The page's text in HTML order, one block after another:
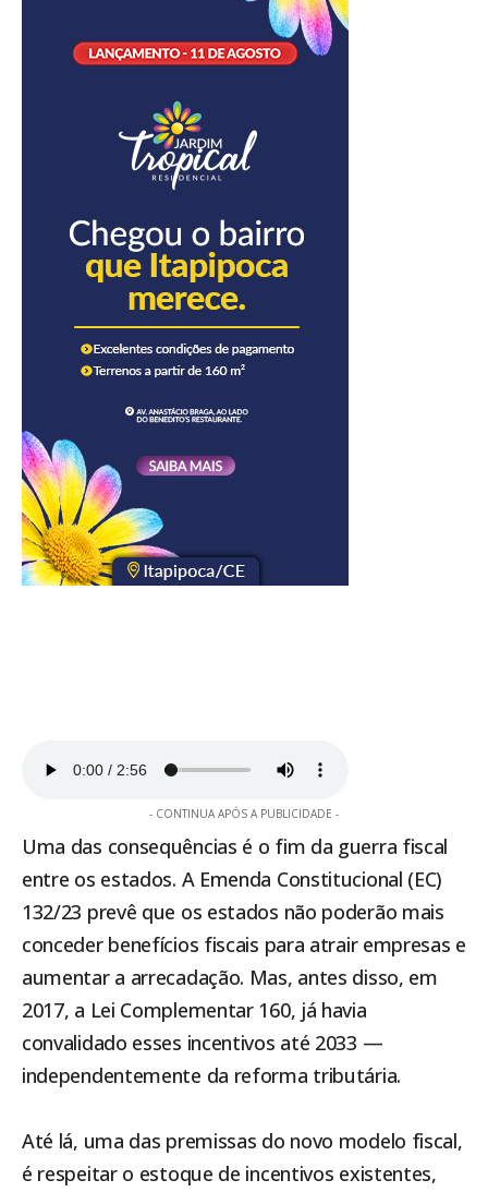
- CONTINUA APÓS A PUBLICIDADE -
Uma das consequências é o fim da guerra fiscal
entre os estados. A Emenda Constitucional (EC)
132/23 prevê que os estados não poderão mais
conceder benefícios fiscais para atrair empresas e
aumentar a arrecadação. Mas, antes disso, em
2017, a Lei Complementar 160, já havia
convalidado esses incentivos até 2033 —
independentemente da reforma tributária.
Até lá, uma das premissas do novo modelo fiscal,
é respeitar o estoque de incentivos existentes,